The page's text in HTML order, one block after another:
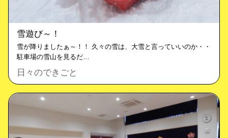
雪遊び～！
雪が降りましたぁ～！！ 久々の雪は、大雪と言っていいのか・・
駐車場の雪山を見るだ…
日々のできごと